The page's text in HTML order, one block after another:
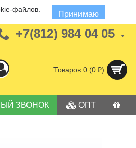
файлов.
Принимаю
+7(812) 984 04 05
Товаров 0 (0 ₽)
ЗВОНОК ОПТ